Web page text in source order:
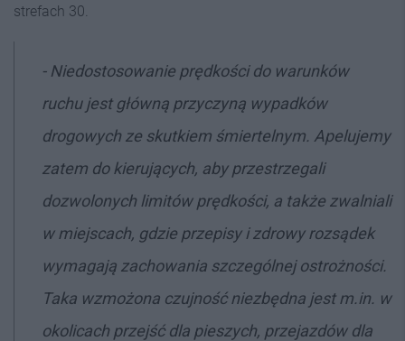
strefach 30.
- Niedostosowanie prędkości do warunków
ruchu jest główną przyczyną wypadków
drogowych ze skutkiem śmiertelnym. Apelujemy
zatem do kierujących, aby przestrzegali
dozwolonych limitów prędkości, a także zwalniali
w miejscach, gdzie przepisy i zdrowy rozsądek
wymagają zachowania szczególnej ostrożności.
Taka wzmożona czujność niezbędna jest m.in. w
okolicach przejść dla pieszych, przejazdów dla